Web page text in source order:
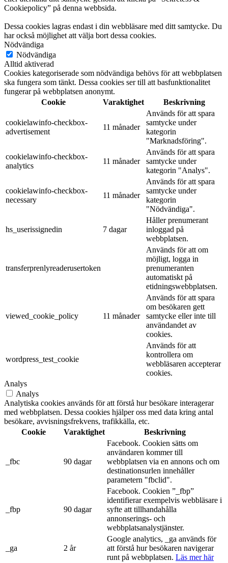
Cookiepolicy” på denna webbsida.
Dessa cookies lagras endast i din webbläsare med ditt samtycke. Du
har också möjlighet att välja bort dessa cookies.
Nödvändiga
Nödvändiga
Alltid aktiverad
Cookies kategoriserade som nödvändiga behövs för att webbplatsen
ska fungera som tänkt. Dessa cookies ser till att basfunktionalitet
fungerar på webbplatsen anonymt.
Cookie
Varaktighet Beskrivning
cookielawinfo-checkbox-
advertisement
11 månader
Används för att spara
samtycke under
kategorin
"Marknadsföring".
cookielawinfo-checkbox-
analytics
11 månader
Används för att spara
samtycke under
kategorin "Analys".
cookielawinfo-checkbox-
necessary
11 månader
Används för att spara
samtycke under
kategorin
"Nödvändiga".
hs_userissignedin 7 dagar
Håller prenumerant
inloggad på
webbplatsen.
transferprenlyreaderusertoken
Används för att om
möjligt, logga in
prenumeranten
automatiskt på
etidningswebbplatsen.
viewed_cookie_policy 11 månader
Används för att spara
om besökaren gett
samtycke eller inte till
användandet av
cookies.
wordpress_test_cookie
Används för att
kontrollera om
webbläsaren accepterar
cookies.
Analys
Analys
Analytiska cookies används för att förstå hur besökare interagerar
med webbplatsen. Dessa cookies hjälper oss med data kring antal
besökare, avvisningsfrekvens, trafikkälla, etc.
Cookie
Varaktighet Beskrivning
_fbc 90 dagar
Facebook. Cookien sätts om
användaren kommer till
webbplatsen via en annons och om
destinationsurlen innehåller
parametern "fbclid".
_fbp 90 dagar
Facebook. Cookien ”_fbp”
identifierar exempelvis webbläsare i
syfte att tillhandahålla
annonserings- och
webbplatsanalystjänster.
_ga 2 år
Google analytics, _ga används för
att förstå hur besökaren navigerar
runt på webbplatsen. Läs mer här